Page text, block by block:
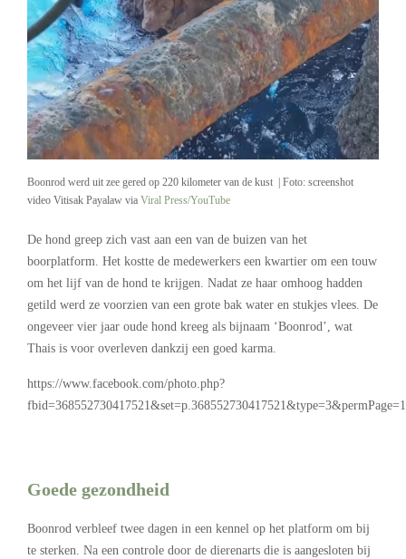
Boonrod werd uit zee gered op 220 kilometer van de kust | Foto: screenshot
video Vitisak Payalaw via Viral Press/YouTube
De hond greep zich vast aan een van de buizen van het
boorplatform. Het kostte de medewerkers een kwartier om een touw
om het lijf van de hond te krijgen. Nadat ze haar omhoog hadden
getild werd ze voorzien van een grote bak water en stukjes vlees. De
ongeveer vier jaar oude hond kreeg als bijnaam ‘Boonrod’, wat
Thais is voor overleven dankzij een goed karma.
https://www.facebook.com/photo.php?
fbid=368552730417521&set=p.368552730417521&type=3&permPage=1
Goede gezondheid
Boonrod verbleef twee dagen in een kennel op het platform om bij
te sterken. Na een controle door de dierenarts die is aangesloten bij